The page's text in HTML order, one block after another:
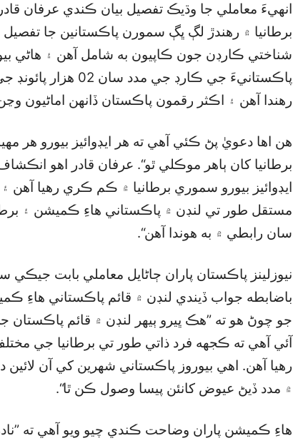
انهيءَ معاملي جا وڌيڪ تفصيل بيان ڪندي عرفان قادر
برطانيا ۾ رهندڙ لڳ ڀڳ سمورن پاڪستانين جا
شناختي ڪارڊن جون ڪاپيون به شامل آهن ۽ هاڻي
پاڪستانيءَ جي ڪارڊ جي
رهندا آهن ۽ اڪثر رقمون پاڪستان ڏانهن اماڻيون
هن اها دعويٰ پڻ ڪئي آهي ته هر ايڊوائيز بيورو هر
برطانيا کان ٻاهر موڪلي ٿو“. عرفان قادر اهو
ايڊوائيز بيورو سموري برطانيا ۾ ڪم ڪري رهيا آهن
مستقل طور تي لنڊن ۾ پاڪستاني هاءِ ڪميشن ۽
سان رابطي ۾ به هوندا آهن“.
نيوزلينز پاڪستان پاران ڄاڻايل معاملي بابت جيڪي
باضابطه جواب ڏيندي لنڊن ۾ قائم پاڪستاني هاءِ
جو چوڻ هو ته ”هڪ ڀيرو ٻيهر لنڊن ۾ قائم
آئي آهي ته ڪجهه فرد ذاتي طور تي برطانيا جي مختلف
رهيا آهن. اهي بيوروز پاڪستاني شهرين کي آن
۾ مدد ڏيڻ عيوض کانئن پيسا وصول ڪن ٿا“.
هاءِ ڪميشن پاران وضاحت ڪندي چيو ويو آهي ته ”نادرا